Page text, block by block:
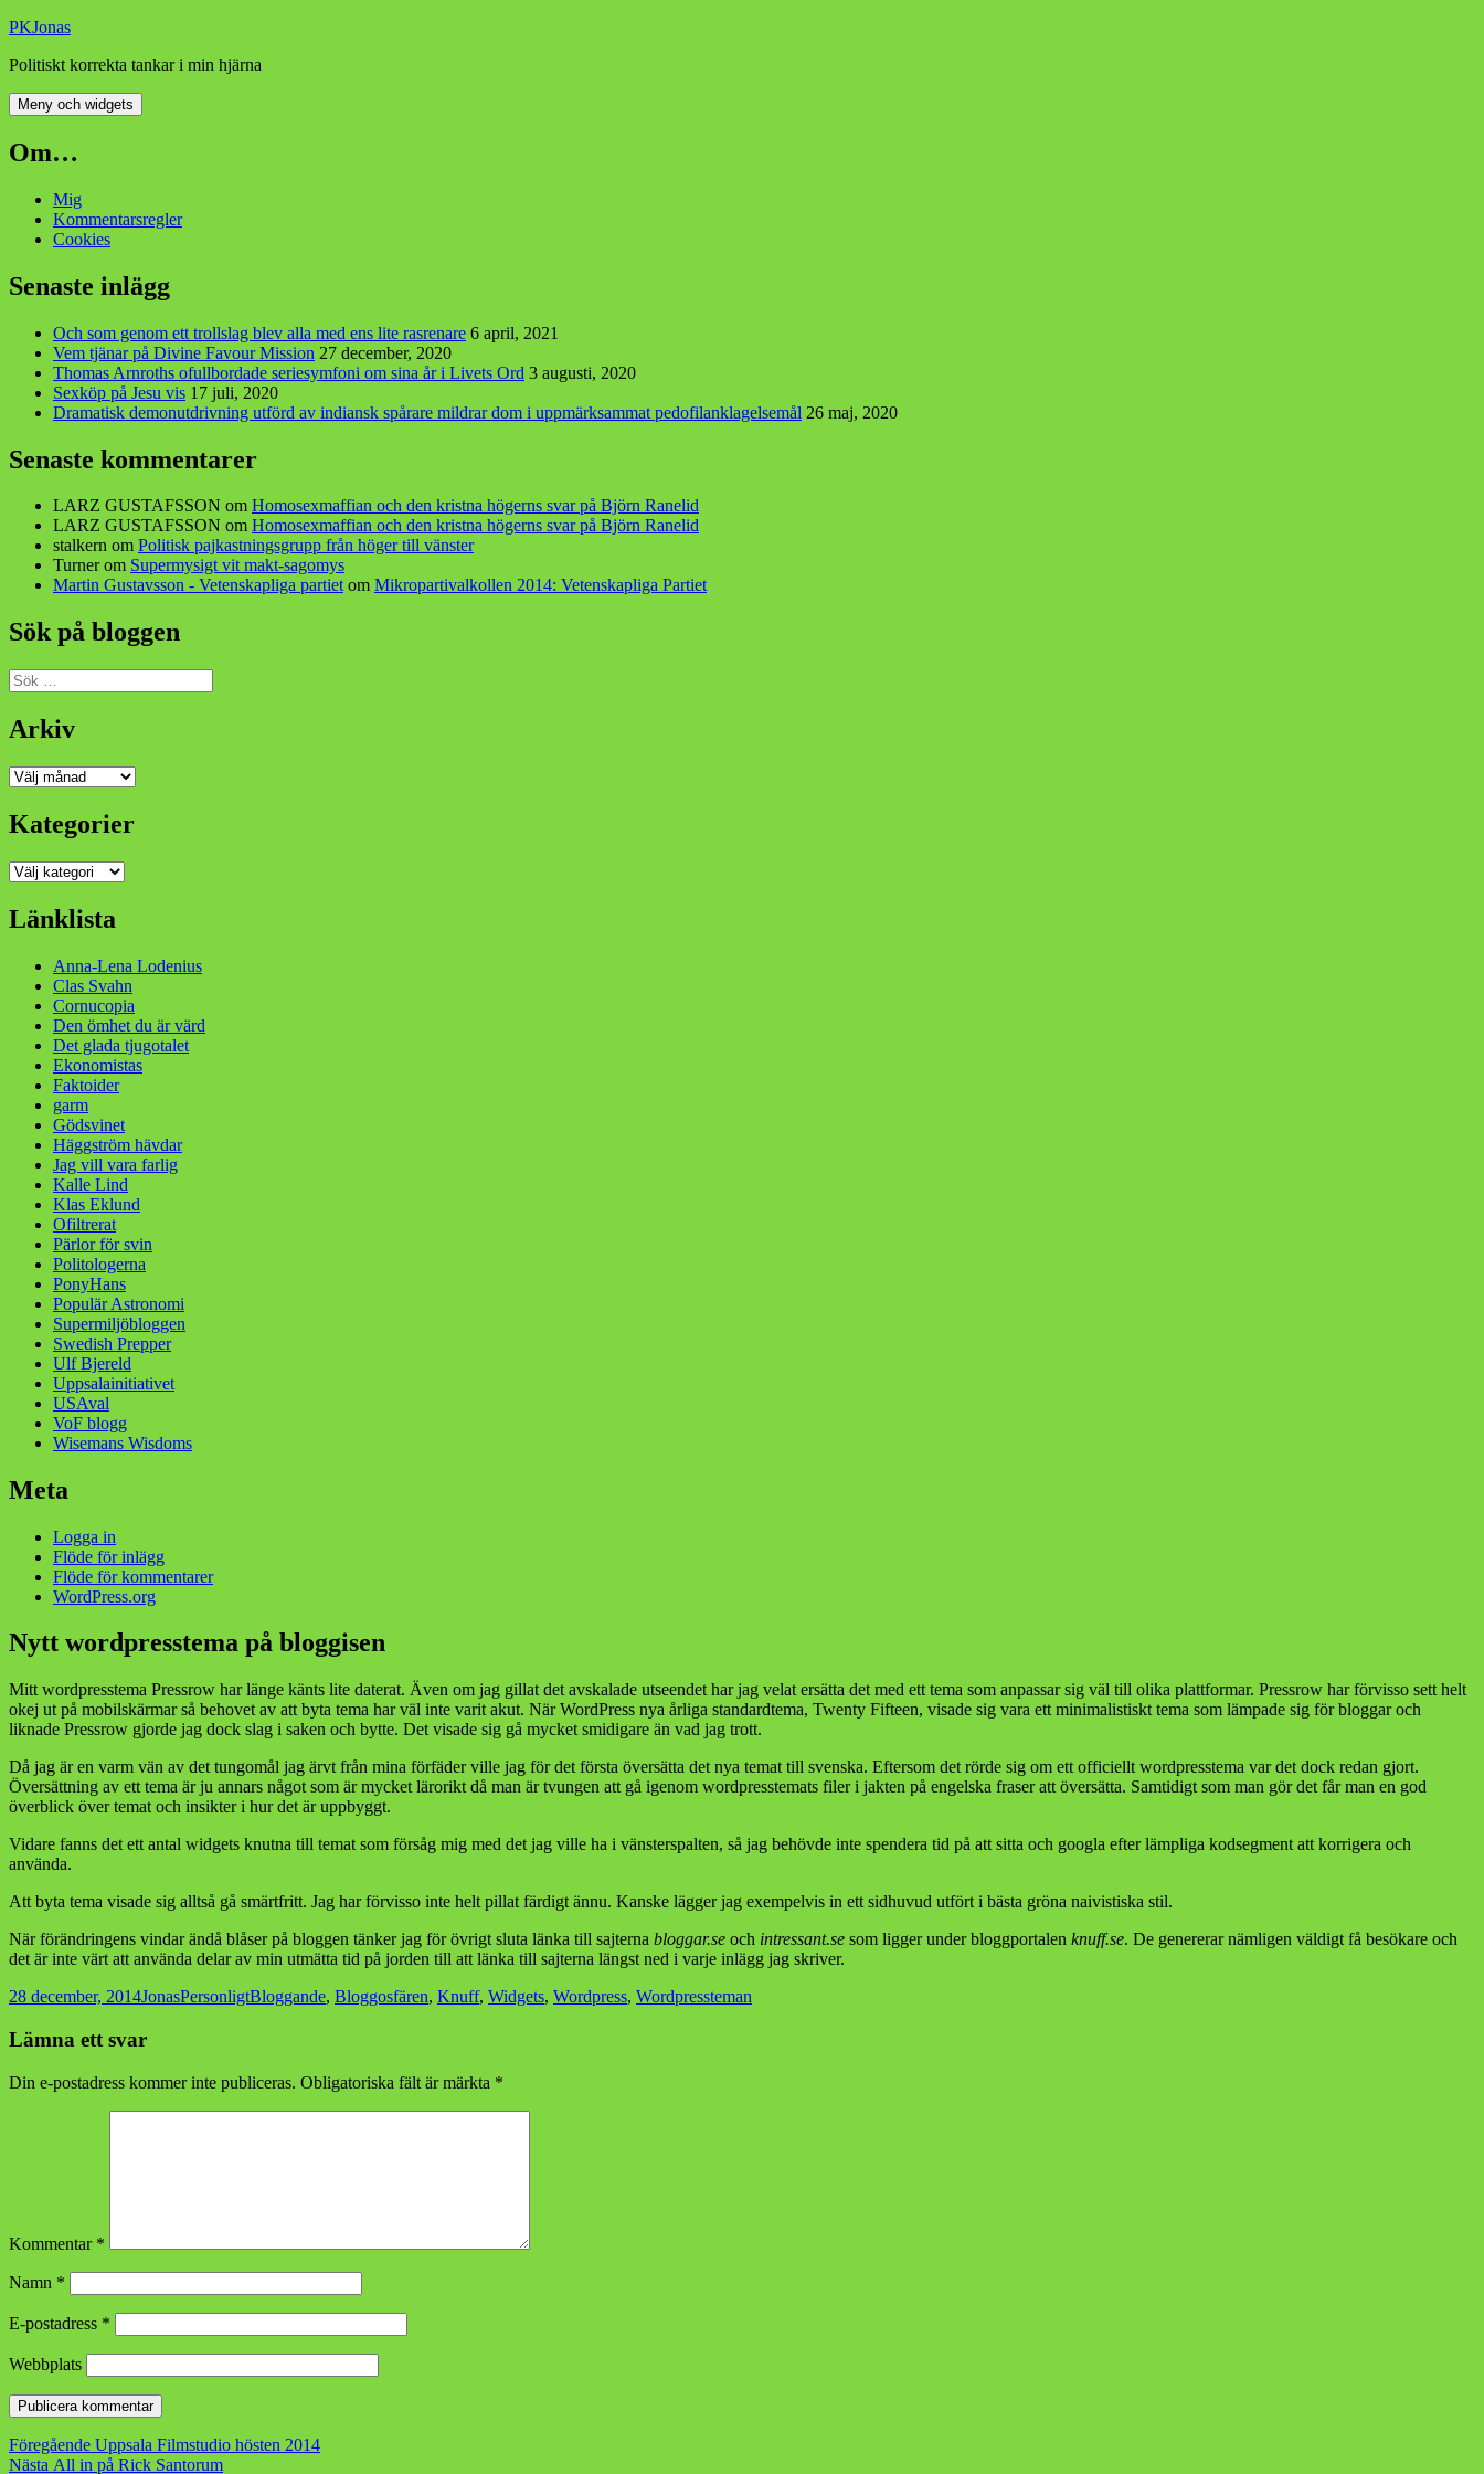
Hoppa
innehåll
PKJonas
Politiskt korrekta tankar i min hjärna
Meny och widgets
Om…
Mig
Kommentarsregler
Cookies
Senaste inlägg
Och som genom ett trollslag blev alla med ens lite rasrenare 6 april, 2021
Vem tjänar på Divine Favour Mission 27 december, 2020
Thomas Arnroths ofullbordade seriesymfoni om sina år i Livets Ord 3 augusti, 2020
Sexköp på Jesu vis 17 juli, 2020
Dramatisk demonutdrivning utförd av indiansk spårare mildrar dom i uppmärksammat pedofilanklagelsemål 26 maj, 2020
Senaste kommentarer
LARZ GUSTAFSSON om Homosexmaffian och den kristna högerns svar på Björn Ranelid
LARZ GUSTAFSSON om Homosexmaffian och den kristna högerns svar på Björn Ranelid
stalkern om Politisk pajkastningsgrupp från höger till vänster
Turnerom Supermysigt vit makt-sagomys
Martin Gustavsson - Vetenskapliga partietom Mikropartivalkollen 2014: Vetenskapliga Partiet
Sök på bloggen
Sök
efter:
Arkiv
Arkiv
Kategorier
Kategorier
Länklista
Anna-Lena Lodenius
Clas Svahn
Cornucopia
Den ömhet du är värd
Det glada tjugotalet
Ekonomistas
Faktoider
garm
Gödsvinet
Häggström hävdar
Jag vill vara farlig
Kalle Lind
Klas Eklund
Ofiltrerat
Pärlor för svin
Politologerna
PonyHans
Populär Astronomi
Supermiljöbloggen
Swedish Prepper
Ulf Bjereld
Uppsalainitiativet
USAval
VoF blogg
Wisemans Wisdoms
Meta
Logga in
Flöde för inlägg
Flöde för kommentarer
WordPress.org
Nytt wordpresstema på bloggisen
Mitt wordpresstema Pressrow har länge känts lite daterat. Även om jag gillat det avskalade utseendet har jag velat ersätta det med ett tema som anpassar sig väl till olika plattformar. Pressrow har förvisso sett helt
okej ut på mobilskärmar så behovet av att byta tema har väl inte varit akut. När WordPress nya årliga standardtema, Twenty Fifteen, visade sig vara ett minimalistiskt tema som lämpade sig för bloggar och
liknade Pressrow gjorde jag dock slag i saken och bytte. Det visade sig gå mycket smidigare än vad jag trott.
Då jag är en varm vän av det tungomål jag ärvt från mina förfäder ville jag för det första översätta det nya temat till svenska. Eftersom det rörde sig om ett officiellt wordpresstema var det dock redan gjort.
Översättning av ett tema är ju annars något som är mycket lärorikt då man är tvungen att gå igenom wordpresstemats filer i jakten på engelska fraser att översätta. Samtidigt som man gör det får man en god
överblick över temat och insikter i hur det är uppbyggt.
Vidare fanns det ett antal widgets knutna till temat som försåg mig med det jag ville ha i vänsterspalten, så jag behövde inte spendera tid på att sitta och googla efter lämpliga kodsegment att korrigera och
använda.
Att byta tema visade sig alltså gå smärtfritt. Jag har förvisso inte helt pillat färdigt ännu. Kanske lägger jag exempelvis in ett sidhuvud utfört i bästa gröna naivistiska stil.
När förändringens vindar ändå blåser på bloggen tänker jag för övrigt sluta länka till sajterna bloggar.se och intressant.se som ligger under bloggportalen knuff.se. De genererar nämligen väldigt få besökare och
det är inte värt att använda delar av min utmätta tid på jorden till att länka till sajterna längst ned i varje inlägg jag skriver.
Postat
28 december, 2014Författare
JonasKategorier
PersonligtTaggar
Bloggande, Bloggosfären, Knuff, Widgets, Wordpress, Wordpressteman
Lämna ett svar
Din e-postadress kommer inte publiceras. Obligatoriska fält är märkta *
Kommentar *
Namn *
E-postadress *
Webbplats
Inläggsnavigering
Föregående Föregående
inlägg:
Uppsala Filmstudio hösten 2014
Nästa Nästa
All in på Rick Santorum